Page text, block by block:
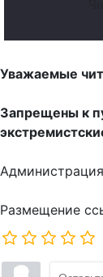
Уважаемые
Запрещены к
Размещение